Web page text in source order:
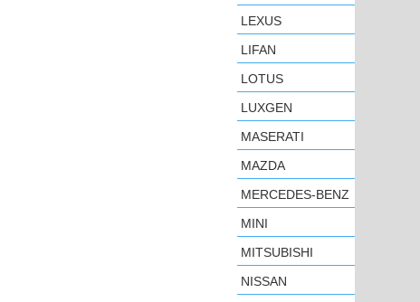
LEXUS
LIFAN
LOTUS
LUXGEN
MASERATI
MAZDA
MERCEDES-BENZ
MINI
MITSUBISHI
NISSAN